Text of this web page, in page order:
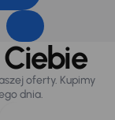
oferty. Kupimy
dnia.